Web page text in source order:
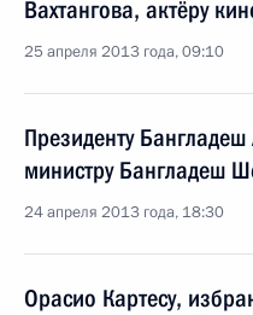
Вахтангова, актёру
25 апреля 2013 года, 09:10
Президенту
министру Бангладеш
24 апреля 2013 года, 18:30
Орасио Картесу,